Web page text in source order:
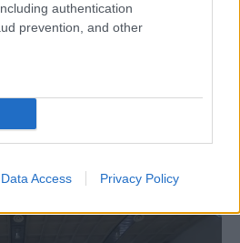
authentication
prevention, and other
Data Access Privacy Policy